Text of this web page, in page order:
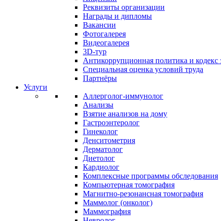
Реквизиты организации
Награды и дипломы
Вакансии
Фотогалерея
Видеогалерея
3D-тур
Антикоррупционная политика и кодекс
Специальная оценка условий труда
Партнёры
Услуги
Аллерголог-иммунолог
Анализы
Взятие анализов на дому
Гастроэнтеролог
Гинеколог
Денситометрия
Дерматолог
Диетолог
Кардиолог
Комплексные программы обследования
Компьютерная томография
Магнитно-резонансная томография
Маммолог (онколог)
Маммография